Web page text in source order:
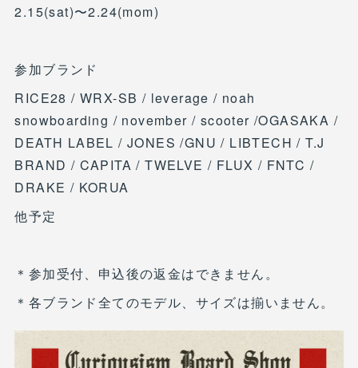
2.15(sat)〜2.24(mom)
参加ブランド
RICE28 / WRX-SB / leverage / noah
snowboarding / november / scooter /OGASAKA /
DEATH LABEL / JONES /GNU / LIBTECH / T.J
BRAND / CAPITA / TWELVE / FLUX / FNTC /
DRAKE / KORUA
他予定
＊参加受付、申込後の返金はできません。
＊各ブランド全てのモデル、サイズは揃いません。